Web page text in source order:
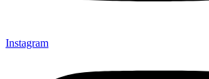
Instagram